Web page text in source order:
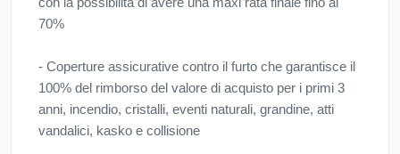
70%
- Coperture assicurative contro il furto che garantisce il
100% del rimborso del valore di acquisto per i primi 3
anni, incendio, cristalli, eventi naturali, grandine, atti
vandalici, kasko e collisione